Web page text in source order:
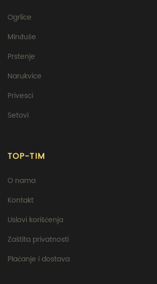
Ogrlice
Minđuše
Prstenje
Narukvice
Privesci
Setovi
TOP-TIM
O nama
Kontakt
Uslovi korišćenja
Zaštita privatnosti
Plaćanje i dostava